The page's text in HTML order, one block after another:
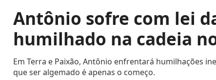
Antônio sofre com lei
humilhado na cadeia
Em Terra e Paixão, Antônio enfrentará humilhações
que ser algemado é apenas o começo.